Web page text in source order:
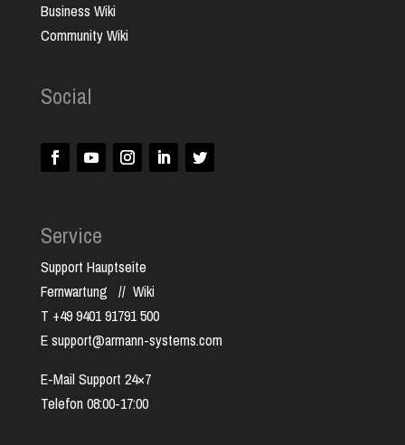
Business Wiki
Community Wiki
Social
Service
Support Hauptseite
Fernwartung // Wiki
T +49 9401 91791 500
E support@armann-systems.com
E-Mail Support 24×7
Telefon 08:00-17:00